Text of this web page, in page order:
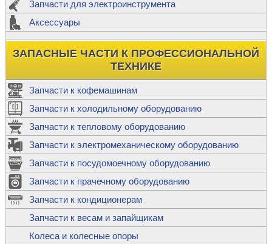
Запчасти для электроинструмента
Аксессуары
ЗАПАСНЫЕ ЧАСТИ К ПРОФЕССИОНАЛЬНОЙ
ТЕХНИКЕ
Запчасти к кофемашинам
Запчасти к холодильному оборудованию
Запчасти к тепловому оборудованию
Запчасти к электромеханическому оборудованию
Запчасти к посудомоечному оборудованию
Запчасти к прачечному оборудованию
Запчасти к кондиционерам
Запчасти к весам и запайщикам
Колеса и колесные опоры